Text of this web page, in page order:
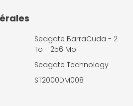
Seagate BarraCuda - 2
To - 256 Mo
Seagate Technology
ST2000DM008